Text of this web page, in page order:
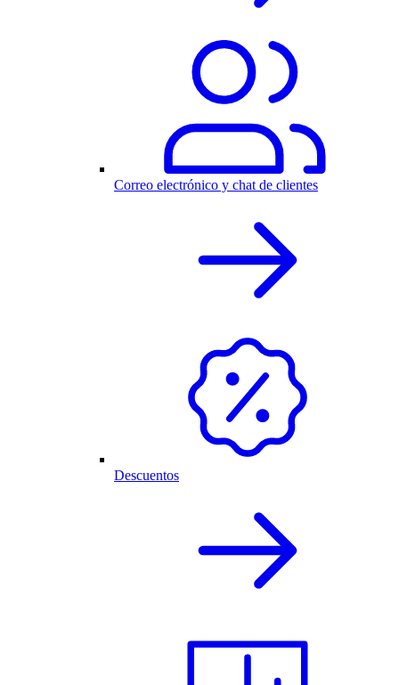
Correo electrónico y chat de clientes
Descuentos